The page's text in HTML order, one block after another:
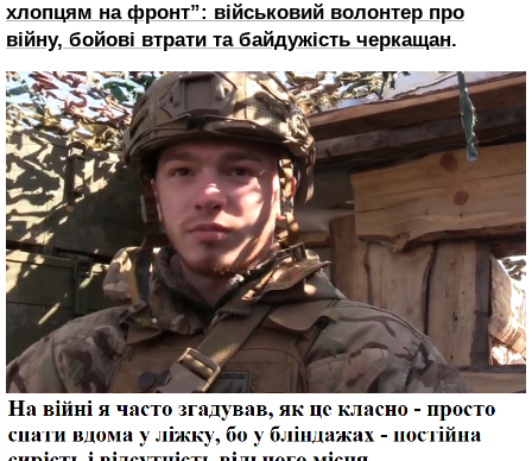
хлопцям на фронт”: військовий волонтер про
війну, бойові втрати та байдужість черкащан.